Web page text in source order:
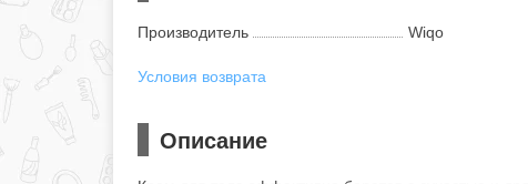
Производитель Wiqo
Условия возврата
Описание